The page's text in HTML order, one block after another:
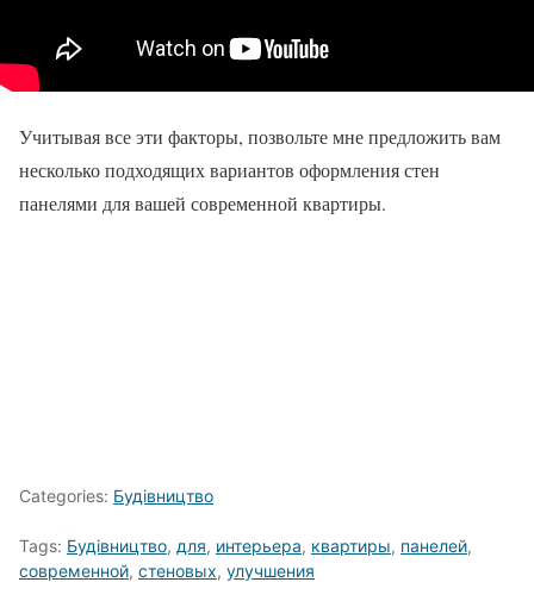
Учитывая все эти факторы, позвольте мне предложить вам
несколько подходящих вариантов оформления стен
панелями для вашей современной квартиры.
Categories: Будівництво
Tags: Будівництво, для, интерьера, квартиры, панелей,
современной, стеновых, улучшения